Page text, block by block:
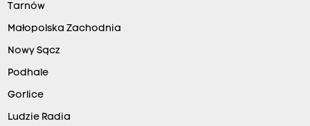
Tarnów
Małopolska Zachodnia
Nowy Sącz
Podhale
Gorlice
Ludzie Radia